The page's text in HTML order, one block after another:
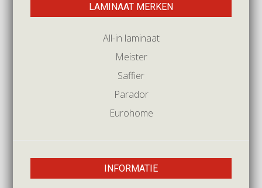
LAMINAAT MERKEN
All-in laminaat
Meister
Saffier
Parador
Eurohome
INFORMATIE